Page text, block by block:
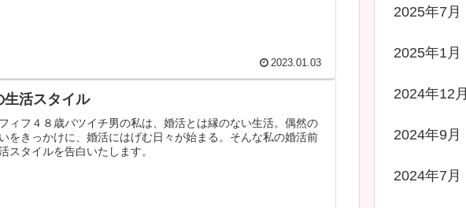
2023.01.03
生活スタイル
ィフ４８歳バツイチ男の私は、婚活とは縁のない生活。偶然の
をきっかけに、婚活にはげむ日々が始まる。そんな私の婚活前
スタイルを告白いたします。
2025年7月
2025年1月
2024年12月
2024年9月
2024年7月